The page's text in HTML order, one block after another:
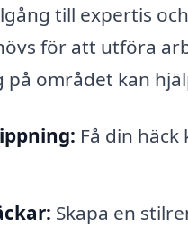
till expertis
för att utföra
området kan
Få din
Skapa en